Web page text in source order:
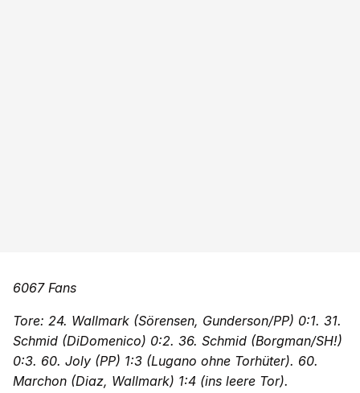
6067 Fans
Tore: 24. Wallmark (Sörensen, Gunderson/PP) 0:1. 31.
Schmid (DiDomenico) 0:2. 36. Schmid (Borgman/SH!)
0:3. 60. Joly (PP) 1:3 (Lugano ohne Torhüter). 60.
Marchon (Diaz, Wallmark) 1:4 (ins leere Tor).